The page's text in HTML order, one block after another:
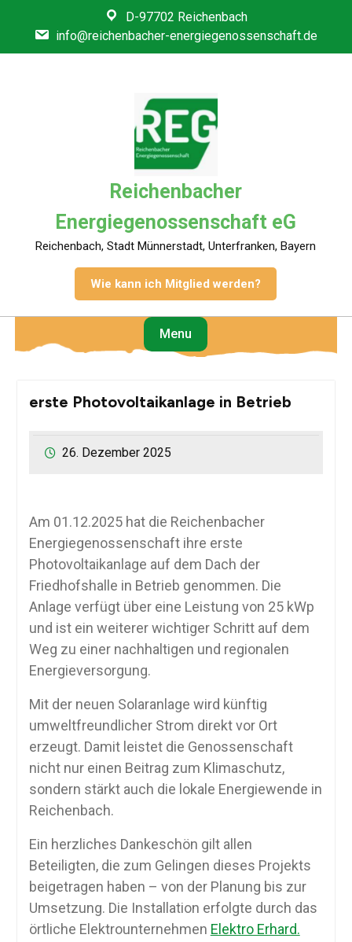
D-97702 Reichenbach
info@reichenbacher-energiegenossenschaft.de
Reichenbacher
Energiegenossenschaft eG
Reichenbach, Stadt Münnerstadt, Unterfranken, Bayern
Wie kann ich Mitglied werden?
Menu
erste Photovoltaikanlage in Betrieb
26. Dezember 2025
Am 01.12.2025 hat die Reichenbacher
Energiegenossenschaft ihre erste
Photovoltaikanlage auf dem Dach der
Friedhofshalle in Betrieb genommen. Die
Anlage verfügt über eine Leistung von 25 kWp
und ist ein weiterer wichtiger Schritt auf dem
Weg zu einer nachhaltigen und regionalen
Energieversorgung.
Mit der neuen Solaranlage wird künftig
umweltfreundlicher Strom direkt vor Ort
erzeugt. Damit leistet die Genossenschaft
nicht nur einen Beitrag zum Klimaschutz,
sondern stärkt auch die lokale Energiewende in
Reichenbach.
Ein herzliches Dankeschön gilt allen
Beteiligten, die zum Gelingen dieses Projekts
beigetragen haben – von der Planung bis zur
Umsetzung. Die Installation erfolgte durch das
örtliche Elektrounternehmen Elektro Erhard.